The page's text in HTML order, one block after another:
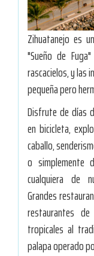
Zihuatanejo es
"Sueño de
rascacielos, y las
pequeña pero
Disfrute de días
en bicicleta,
caballo,
o simplemente
cualquiera de
Grandes
restaurantes
tropicales al
palapa operado